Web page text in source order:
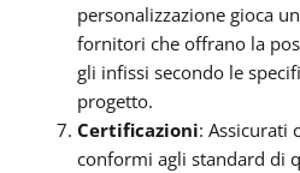
personalizzazione gioca
fornitori che offrano la
gli infissi secondo le
progetto.
Certificazioni: Assicurati
conformi agli standard di